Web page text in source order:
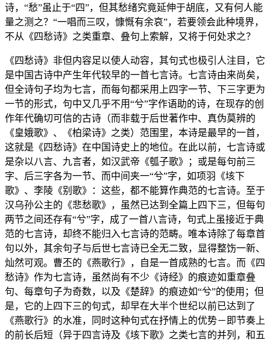
诗，“愁”虽止于“四”，但其愁绪究竟延伸于胡底，又有何人能
量之测之？“一唱而三叹，慷慨有余哀”，若要领会此种境界，
不从《四愁诗》之类重章、叠句上索解，又将于何处求之？
《四愁诗》非但内容足以使人动容，其句式也极引人注目，它
是中国古诗中产生年代较早的一首七言诗。七言诗由来尚矣，
但全诗句子均为七言，而每句都采用上四字一节、下三字更为
一节的形式，句中又几乎不用“兮”字作语助的诗，在现存的创
作年代确切可信的古诗（而非载于后世著作中、真伪莫辨的
《皇娥歌》、《柏梁诗》之类）范围里，本诗是最早的一首，
这就是《四愁诗》在中国诗史上的地位。在此以前，七言诗或
是杂以八言、九言者，如汉武帝《瓠子歌》；或是每句前三
字、后三字各为一节、而中间夹一“兮”字，如项羽《垓下
歌》、李陵《别歌》：这些，都不能算作典范的七言诗。至于
汉乌孙公主的《悲愁歌》，虽然已达到全篇上四下三，但每句
两节之间还存有“兮”字，成了一首八言诗，句式上虽接近于典
范的七言诗，却终不能归入七言诗的范畴。唯本诗除了每章首
句以外，其余句子与后世七言诗已全无二致，显得整饬一新、
灿然可观。曹丕的《燕歌行》，自是一首成熟的七言。而《四
愁诗》作为七言诗，虽然尚有不少《诗经》的痕迹如重章叠
句、每章句子为奇数，以及《楚辞》的痕迹如“兮”的使用；但
是，它的上四下三的句式，却早在大半个世纪以前已达到了
《燕歌行》的水准，同时这种句式在抒情上的优势－即节奏上
的前长后短（异于四言诗及《垓下歌》之类七言的并列，和五